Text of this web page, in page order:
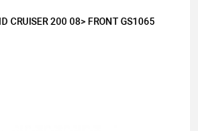
200 08> FRONT GS1065